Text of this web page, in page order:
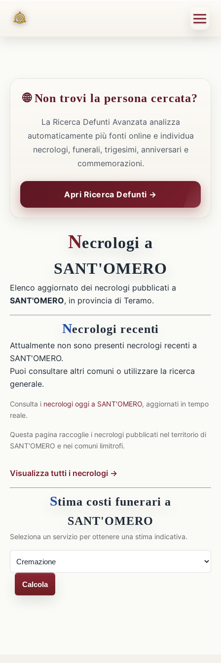
🌐 Non trovi la persona cercata?
La Ricerca Defunti Avanzata analizza
automaticamente più fonti online e individua
necrologi, funerali, trigesimi, anniversari e
commemorazioni.
Apri Ricerca Defunti →
Necrologi a
SANT'OMERO
Elenco aggiornato dei necrologi pubblicati a
SANT'OMERO, in provincia di Teramo.
Necrologi recenti
Attualmente non sono presenti necrologi recenti a
SANT'OMERO.
Puoi consultare altri comuni o utilizzare la ricerca
generale.
Consulta i necrologi oggi a SANT'OMERO, aggiornati in tempo
reale.
Questa pagina raccoglie i necrologi pubblicati nel territorio di
SANT'OMERO e nei comuni limitrofi.
Visualizza tutti i necrologi →
Stima costi funerari a
SANT'OMERO
Seleziona un servizio per ottenere una stima indicativa.
Calcola